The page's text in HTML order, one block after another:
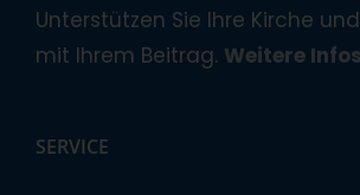
Unterstützen Sie Ihre Kirche
mit Ihrem Beitrag. Weitere
SERVICE